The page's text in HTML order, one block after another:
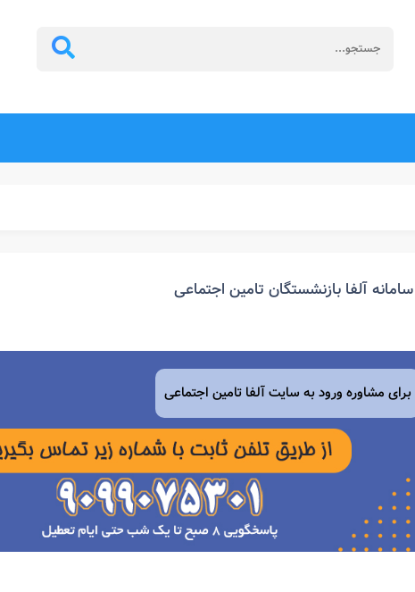
سامانه آلفا بازنشستگان تامین اجتماعی
برای مشاوره ورود به سایت آلفا تامین اجتماعی